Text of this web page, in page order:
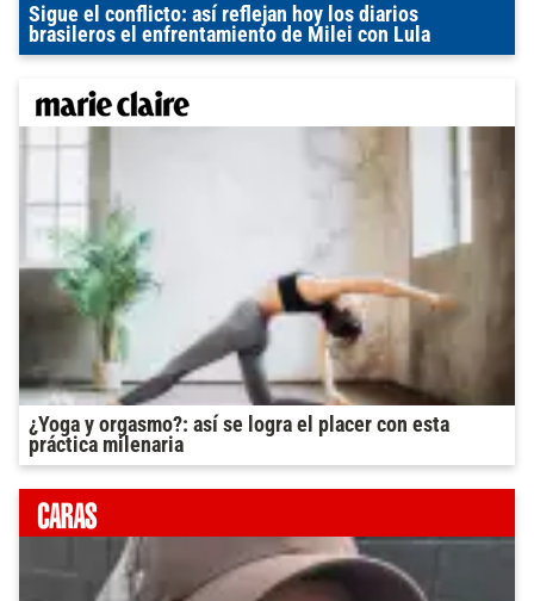
Sigue el conflicto: así reflejan hoy los diarios
brasileros el enfrentamiento de Milei con Lula
¿Yoga y orgasmo?: así se logra el placer con esta
práctica milenaria